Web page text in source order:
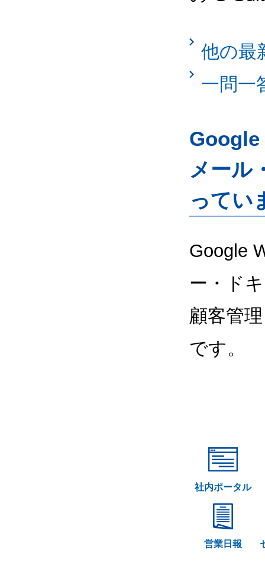
他の最
一問一
Google
メール
ってい
Google
ー・ド
顧客管
です。
社内ポータル
営業日報